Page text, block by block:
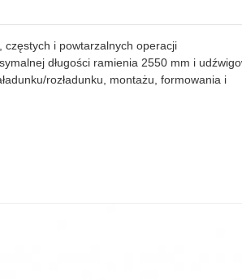
częstych i powtarzalnych operacji
długości ramienia 2550 mm i
rozładunku, montażu, formowania i